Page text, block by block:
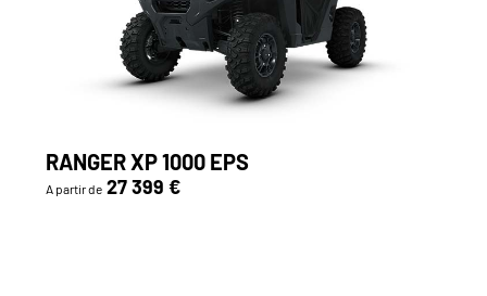
RANGER XP 1000 EPS
A partir de 27 399 €